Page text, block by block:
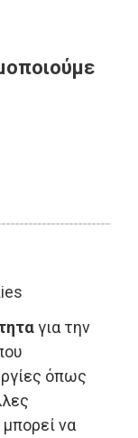
για την
όπως
να